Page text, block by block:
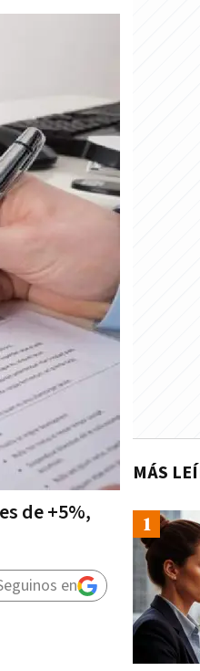
de +5%,
en
MÁS